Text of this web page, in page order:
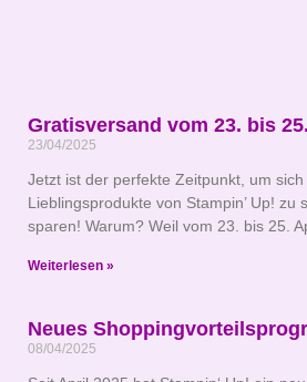
Gratisversand vom 23. bis
23/04/2025
Jetzt ist der perfekte Zeitpunkt, um sich
Lieblingsprodukte von Stampin’ Up! zu
sparen! Warum? Weil vom 23. bis 25.
Weiterlesen »
Neues
08/04/2025